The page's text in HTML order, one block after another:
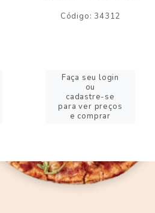
Código: 34312
Faça seu login
ou
cadastre-se
para ver preços
e comprar